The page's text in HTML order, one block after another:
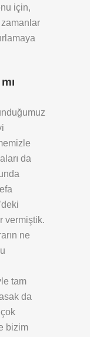
için,
da
vermiştik.
ne
tam
da
bizim